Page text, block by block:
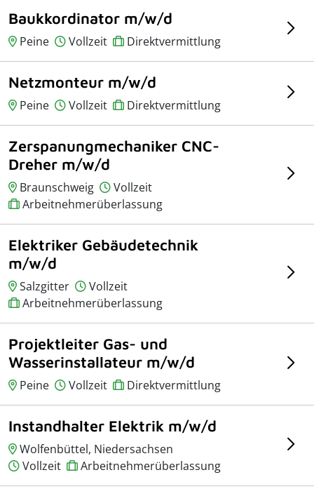
Baukkordinator m/w/d
Peine Vollzeit Direktvermittlung
Netzmonteur m/w/d
Peine Vollzeit Direktvermittlung
Zerspanungmechaniker CNC-
Dreher m/w/d
Braunschweig
Vollzeit
Arbeitnehmerüberlassung
Elektriker Gebäudetechnik
m/w/d
Salzgitter
Vollzeit
Arbeitnehmerüberlassung
Projektleiter Gas- und
Wasserinstallateur m/w/d
Peine Vollzeit Direktvermittlung
Instandhalter Elektrik m/w/d
Wolfenbüttel, Niedersachsen
Vollzeit
Arbeitnehmerüberlassung